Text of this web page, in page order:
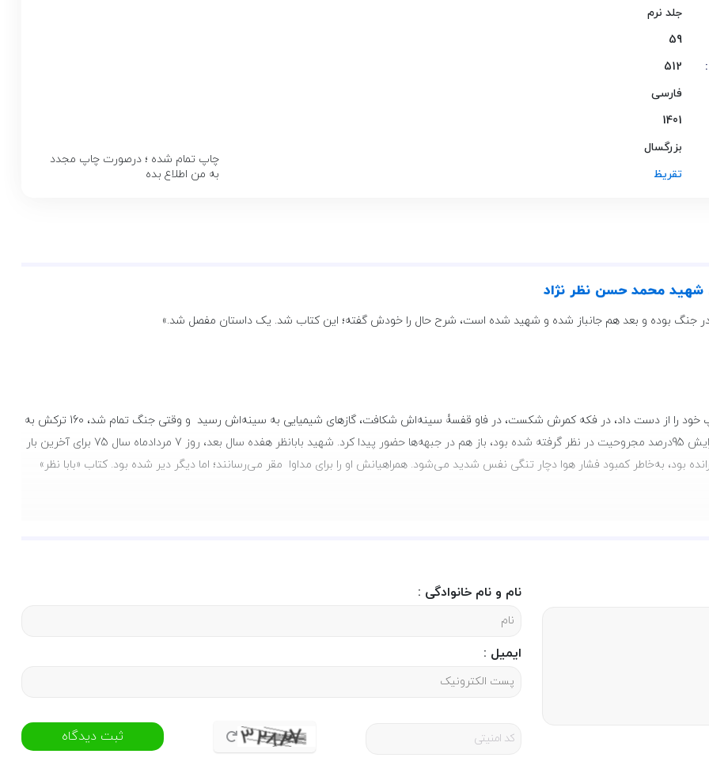
جلد نرم
59
512
فارسی
1401
بزرگسال
تقریظ
چاپ تمام شده ؛ درصورت چاپ مجدد
به من اطلاع بده
شهید محمد حسن نظر نژاد
در جنگ بوده و بعد هم جانباز شده و شهید شده است، شرح حال را خودش گفته؛ این کتاب شد. یک داستان مفصل شد.»
بابانظر بیش از 140 ماه در مناطق جنگی بود. او در بستان چشم و گوش چپ خود را از دست داد، در فکه کمرش شکست، در فاو قفسۀ سینه‌اش شکافت، گازهای شیمیایی به سینه‌اش رسید و وقتی جنگ تمام شد، 160 ترکش به
بدنش خورده بود. تنها 57 ترکش را از بدنش خارج کردند. با وجود اینکه برایش 95درصد مجروحیت در نظر گرفته شده بود، باز هم در جبهه‌ها حضور پیدا کرد. شهید بابانظر هفده سال بعد، روز 7 مردادماه سال 75 برای آخرین بار
بود، به‌خاطر کمبود فشار هوا دچار تنگی نفس شدید می‌شود. همراهیانش او را برای مداوا مقر می‌رسانند؛ اما دیگر دیر شده بود. کتاب «بابا نظر»
از شجره طیبه انقلاب دانست و بررسی کرد. کتاب کم‌‌نظیر «بابا نظر» که شرح خاطرات شفاهی شهید محمدحسن نظرنژاد در مصاحبه با حسین
ناشناخته انقلاب و دفاع مقدس گشوده است. مولف در این اثر با گزارشی و زبانی خواندنی از زندگی و مبارزات مردی پرده برمی‌‌دارد که تعبیر
را در صحیفه ایام به عنوان یکی از اسطورهای جاودان تاریخ معاصر ثبت کرد. این کتاب تنها درصدد نقل اندیشه‌‌های مجرد و بیان صرف خاطرات
تکرار و کلیشه عدول کرده و مخاطب را به سرزمین‌‌های تازه‌‌ای از احساس و ادراک می‌‌برد که در نتیجه آن خواننده «بابانظر» را در درون خودش جستجو
نام و نام خانوادگی :
ایمیل :
ثبت دیدگاه